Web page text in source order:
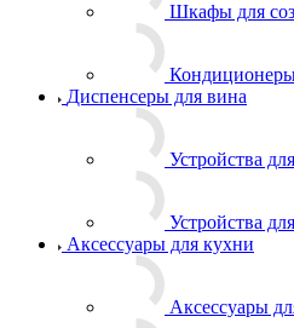
Шкафы для
Диспенсеры для вина
Устройства
Устройства
Аксессуары для кухни
Аксессуары